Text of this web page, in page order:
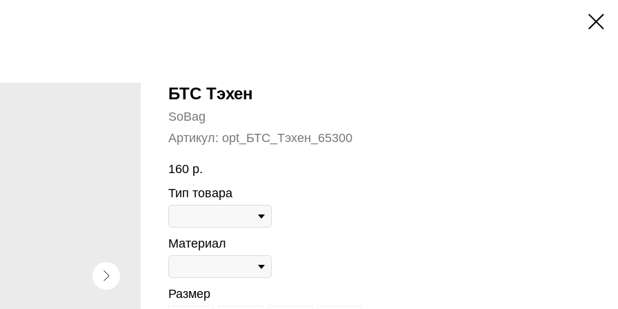
БТС Тэхен
SoBag
Артикул: opt_БТС_Тэхен_65300
160 р.
Тип товара
Материал
Размер